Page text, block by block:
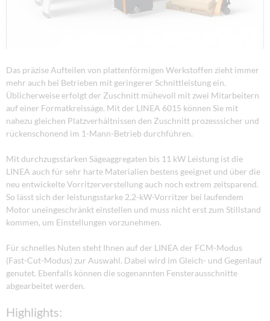
Das präzise Aufteilen von plattenförmigen Werkstoffen zieht immer
mehr auch bei Betrieben mit geringerer Schnittleistung ein.
Üblicherweise erfolgt der Zuschnitt mühevoll mit zwei Mitarbeitern
auf einer Formatkreissäge. Mit der LINEA 6015 können Sie mit
nahezu gleichen Platzverhältnissen den Zuschnitt prozesssicher und
rückenschonend im 1-Mann-Betrieb durchführen.
Mit durchzugsstarken Sägeaggregaten bis 11 kW Leistung ist die
LINEA auch für sehr harte Materialien bestens geeignet und über die
neu entwickelte Vorritzerverstellung auch noch extrem zeitsparend.
So lässt sich der leistungsstarke 2,2-kW-Vorritzer bei laufendem
Motor uneingeschränkt einstellen und muss nicht erst zum Stillstand
kommen, um Einstellungen vorzunehmen.
Für schnelles Nuten steht Ihnen auf der LINEA der FCM-Modus
(Fast-Cut-Modus) zur Auswahl. Dabei wird im Gleich- und Gegenlauf
genutet. Ebenfalls können die sogenannten Fensterausschnitte
abgearbeitet werden.
Highlights: